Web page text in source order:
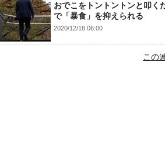
おでこをトントントンと叩く
で「暴食」を抑えられる
2020/12/18 06:00
この